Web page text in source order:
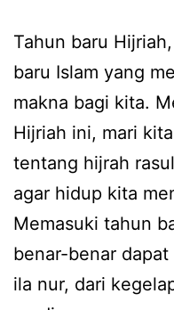
Tahun baru
baru Islam yang
makna bagi kita.
Hijriah ini, mari
tentang hijrah
agar hidup kita
Memasuki tahun
benar-benar
ila nur, dari